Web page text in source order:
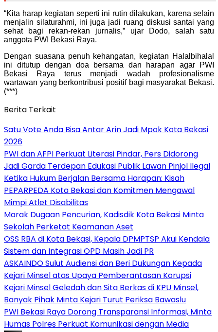
“Kita harap kegiatan seperti ini rutin dilakukan, karena selain
menjalin silaturahmi, ini juga jadi ruang diskusi santai yang
sehat bagi rekan-rekan jurnalis,” ujar Dodo, salah satu
anggota PWI Bekasi Raya.
Dengan suasana penuh kehangatan, kegiatan Halalbihalal
ini ditutup dengan doa bersama dan harapan agar PWI
Bekasi Raya terus menjadi wadah profesionalisme
wartawan yang berkontribusi positif bagi masyarakat Bekasi.
(***)
Berita Terkait
Satu Vote Anda Bisa Antar Arin Jadi Mpok Kota Bekasi
2026
PWI dan AFPI Perkuat Literasi Pindar, Pers Didorong
Jadi Garda Terdepan Edukasi Publik Lawan Pinjol Ilegal
Ketika Hukum Berjalan Bersama Harapan: Kisah
PEPARPEDA Kota Bekasi dan Komitmen Mengawal
Mimpi Atlet Disabilitas
‎Marak Dugaan Pencurian, Kadisdik Kota Bekasi Minta
Sekolah Perketat Keamanan Aset
‎OSS RBA di Kota Bekasi, Kepala DPMPTSP Akui Kendala
Sistem dan Integrasi OPD Masih Jadi PR
ASKAINDO Sulut Audiensi dan Beri Dukungan Kepada
Kejari Minsel atas Upaya Pemberantasan Korupsi
Kejari Minsel Geledah dan Sita Berkas di KPU Minsel,
Banyak Pihak Minta Kejari Turut Periksa Bawaslu
PWI Bekasi Raya Dorong Transparansi Informasi, Minta
Humas Polres Perkuat Komunikasi dengan Media